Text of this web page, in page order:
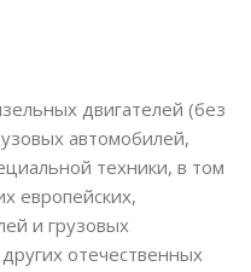
двигателей (без
автомобилей,
техники, в том
европейских,
и грузовых
отечественных